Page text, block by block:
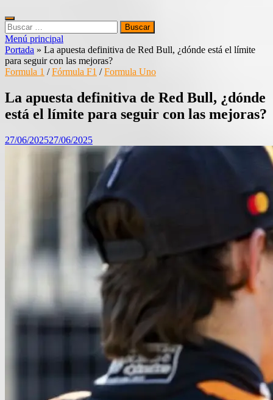
Buscar:
Menú principal
Portada » La apuesta definitiva de Red Bull, ¿dónde está el límite
para seguir con las mejoras?
Formula 1 /Fórmula F1 /Formula Uno
La apuesta definitiva de Red Bull, ¿dónde
está el límite para seguir con las mejoras?
27/06/202527/06/2025